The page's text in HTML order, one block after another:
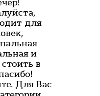
для
и
в
Для Вас